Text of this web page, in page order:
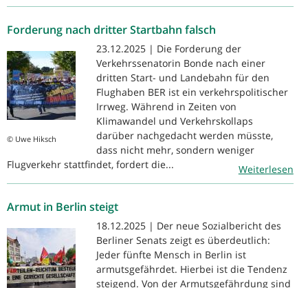
Forderung nach dritter Startbahn falsch
© Uwe Hiksch
23.12.2025 | Die Forderung der
Verkehrssenatorin Bonde nach einer
dritten Start- und Landebahn für den
Flughaben BER ist ein verkehrspolitischer
Irrweg. Während in Zeiten von
Klimawandel und Verkehrskollaps
darüber nachgedacht werden müsste,
dass nicht mehr, sondern weniger
Flugverkehr stattfindet, fordert die...
Weiterlesen
Armut in Berlin steigt
18.12.2025 | Der neue Sozialbericht des
Berliner Senats zeigt es überdeutlich:
Jeder fünfte Mensch in Berlin ist
armutsgefährdet. Hierbei ist die Tendenz
steigend. Von der Armutsgefährdung sind